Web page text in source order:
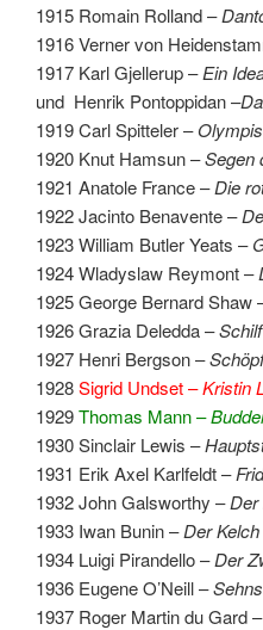
1915 Romain Rolland –
1916 Verner von
1917 Karl Gjellerup –Ein
und Henrik Pontoppidan –
1919 Carl Spitteler –
1920 Knut Hamsun –Segen
1921 Anatole France –Die
1922 Jacinto Benavente –
1923 William Butler Yeats –
1924 Wladyslaw Reymont –
1925 George Bernard Shaw
1926 Grazia Deledda –
1927 Henri Bergson –
1928Sigrid Undset –Kristin
1929Thomas Mann –
1930 Sinclair Lewis –
1931 Erik Axel Karlfeldt –
1932 John Galsworthy –
1933 Iwan Bunin –Der
1934 Luigi Pirandello –Der
1936 Eugene O’Neill –
1937 Roger Martin du Gard –